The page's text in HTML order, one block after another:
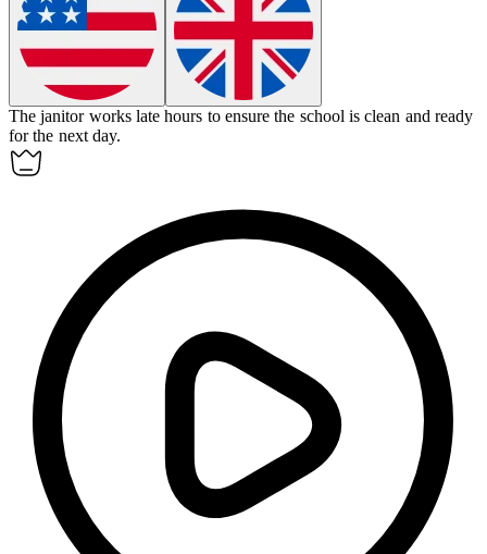
Thejanitor works late hours to ensure the school is clean and ready
for the next day.